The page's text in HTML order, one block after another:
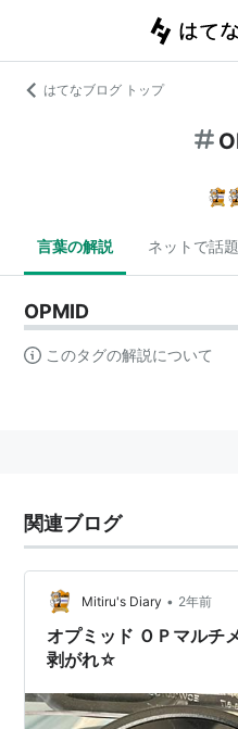
はてなブログ トップ
言葉の解説 ネットで話題
OPMID
このタグの解説について
関連ブログ
Mitiru's Diary • 2年前
オプミッド ＯＰマルチ
剥がれ☆